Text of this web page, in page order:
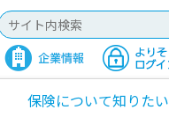
保険について知りたい